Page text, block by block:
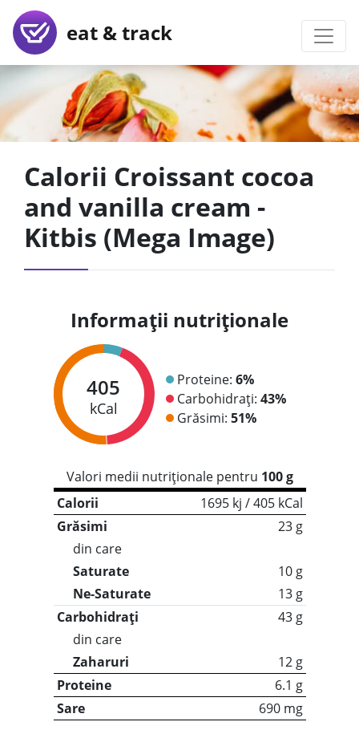
eat & track
Calorii Croissant cocoa
and vanilla cream -
Kitbis (Mega Image)
Informații nutriționale
405
kCal
Proteine: 6%
Carbohidrați: 43%
Grăsimi: 51%
Valori medii nutriționale pentru 100 g
Calorii
1695 kj / 405 kCal
Grăsimi
23 g
din care
Saturate
10 g
Ne-Saturate
13 g
Carbohidrați
43 g
din care
Zaharuri
12 g
Proteine
6.1 g
Sare
690 mg